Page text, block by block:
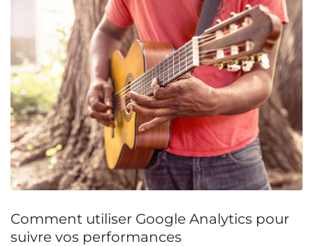
Comment utiliser Google Analytics pour
suivre vos performances